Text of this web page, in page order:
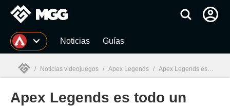
MGG Noticias Guías
MGG
/ Noticias videojuegos / Apex Legends / Apex Legends es todo un éxito. El juego ha generado mil millones de dólares en menos de dos años
Apex Legends es todo un